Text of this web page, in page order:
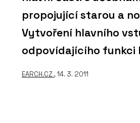
propojující starou a
Vytvoření hlavního
odpovídajícího funkci
EARCH.CZ , 14. 3. 2011